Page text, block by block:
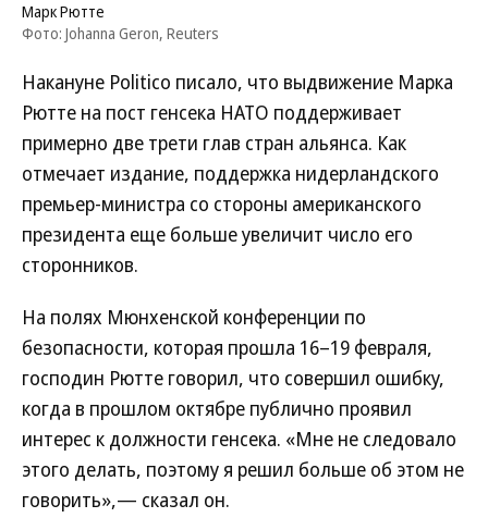
Марк Рютте
Фото: Johanna Geron, Reuters
Накануне Politico писало, что выдвижение Марка
Рютте на пост генсека НАТО поддерживает
примерно две трети глав стран альянса. Как
отмечает издание, поддержка нидерландского
премьер-министра со стороны американского
президента еще больше увеличит число его
сторонников.
На полях Мюнхенской конференции по
безопасности, которая прошла 16–19 февраля,
господин Рютте говорил, что совершил ошибку,
когда в прошлом октябре публично проявил
интерес к должности генсека. «Мне не следовало
этого делать, поэтому я решил больше об этом не
говорить»,— сказал он.